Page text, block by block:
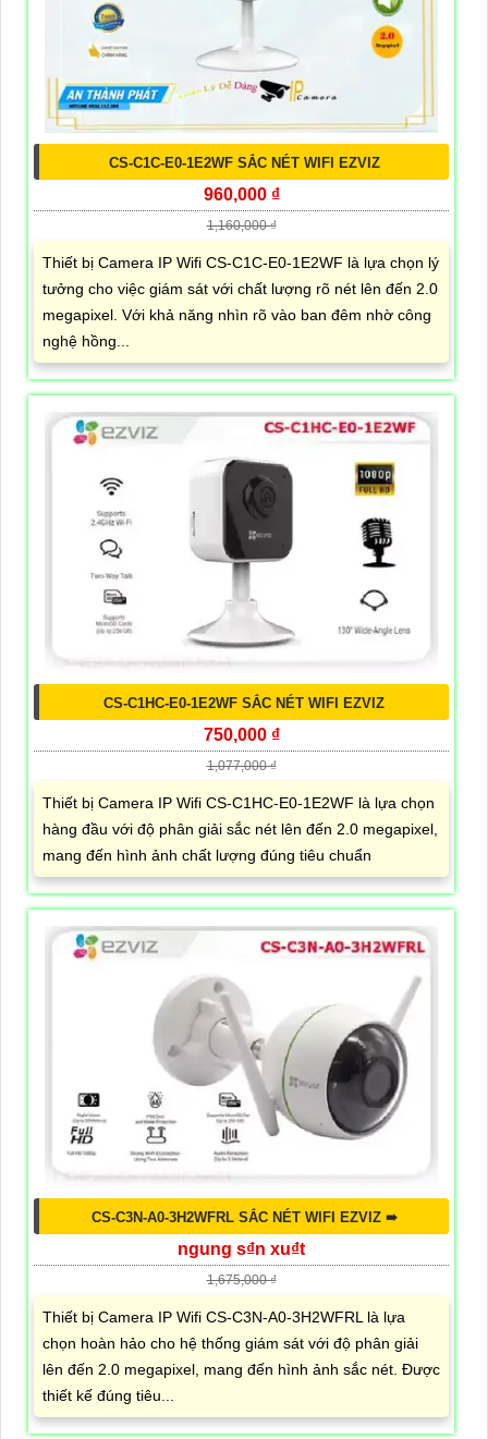
CS-C1C-E0-1E2WF SẮC NÉT WIFI EZVIZ
960,000 ₫
1,160,000 ₫
Thiết bị Camera IP Wifi CS-C1C-E0-1E2WF là lựa chọn lý
tưởng cho việc giám sát với chất lượng rõ nét lên đến 2.0
megapixel. Với khả năng nhìn rõ vào ban đêm nhờ công
nghệ hồng...
CS-C1HC-E0-1E2WF SẮC NÉT WIFI EZVIZ
750,000 ₫
1,077,000 ₫
Thiết bị Camera IP Wifi CS-C1HC-E0-1E2WF là lựa chọn
hàng đầu với độ phân giải sắc nét lên đến 2.0 megapixel,
mang đến hình ảnh chất lượng đúng tiêu chuẩn
CS-C3N-A0-3H2WFRL SẮC NÉT WIFI EZVIZ ➠
ngung s₫n xu₫t
1,675,000 ₫
Thiết bị Camera IP Wifi CS-C3N-A0-3H2WFRL là lựa
chọn hoàn hảo cho hệ thống giám sát với độ phân giải
lên đến 2.0 megapixel, mang đến hình ảnh sắc nét. Được
thiết kế đúng tiêu...